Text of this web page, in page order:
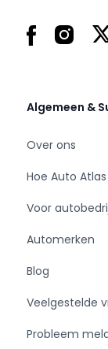
Facebook X
Algemeen &
Over ons
Hoe Auto
Voor
Automerken
Blog
Veelgestelde
Probleem